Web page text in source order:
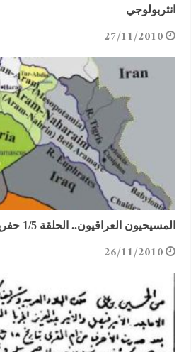
انثربولوجي
27/11/2010
المسيحيون العراقيون.. الحلقة 1/5 حفريات عن جذور تاريخية
26/11/2010